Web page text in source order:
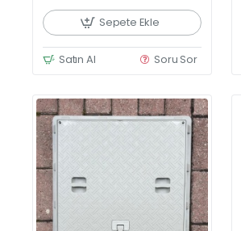
Sepete Ekle
Satın Al Soru Sor